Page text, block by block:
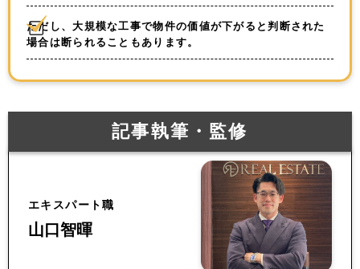
ただし、大規模な工事で物件の価値が下がると判断された
場合は断られることもあります。
記事執筆・監修
エキスパート職
山口智暉